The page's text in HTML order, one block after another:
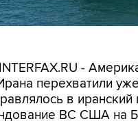
-
перехватили
в
ВС США на